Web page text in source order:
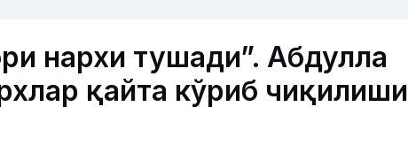
нархи тушади”. Абдулла
қайта кўриб чиқилиши